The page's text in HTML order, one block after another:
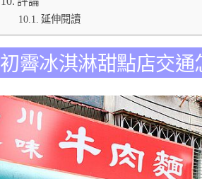
延伸閱讀
初霽冰淇淋甜點店交通